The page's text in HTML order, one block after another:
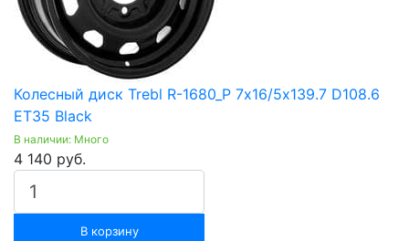
Колесный диск Trebl R-1680_P 7х16/5х139.7 D108.6
ET35 Black
В наличии: Много
4 140 руб.
В корзину